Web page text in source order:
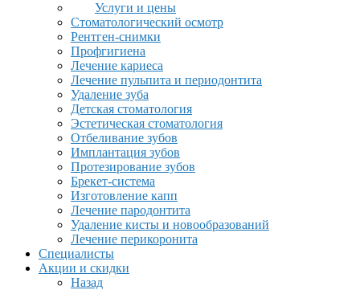
Услуги и цены
Стоматологический осмотр
Рентген-снимки
Профгигиена
Лечение кариеса
Лечение пульпита и периодонтита
Удаление зуба
Детская стоматология
Эстетическая стоматология
Отбеливание зубов
Имплантация зубов
Протезирование зубов
Брекет-система
Изготовление капп
Лечение пародонтита
Удаление кисты и новообразований
Лечение перикоронита
Специалисты
Акции и скидки
Назад